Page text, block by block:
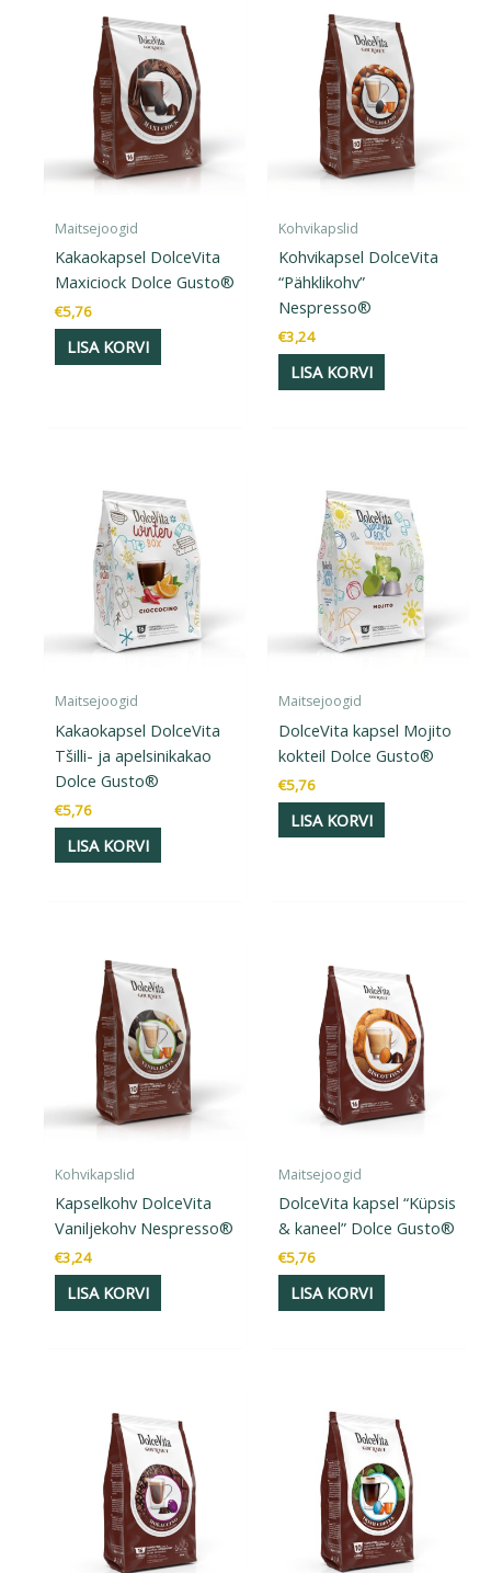
Maitsejoogid
Kakaokapsel DolceVita
Maxiciock Dolce Gusto®
€5,76
LISA KORVI
Kohvikapslid
Kohvikapsel DolceVita
“Pähklikohv”
Nespresso®
€3,24
LISA KORVI
Maitsejoogid
Kakaokapsel DolceVita
Tšilli- ja apelsinikakao
Dolce Gusto®
€5,76
LISA KORVI
Maitsejoogid
DolceVita kapsel Mojito
kokteil Dolce Gusto®
€5,76
LISA KORVI
Kohvikapslid
Kapselkohv DolceVita
Vaniljekohv Nespresso®
€3,24
LISA KORVI
Maitsejoogid
DolceVita kapsel “Küpsis
& kaneel” Dolce Gusto®
€5,76
LISA KORVI